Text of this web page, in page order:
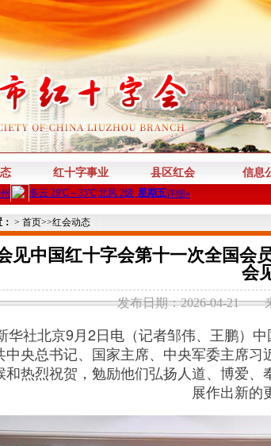
红十字事业 县区红会 信息
> 首页>>红会动态
见中国红十字会第十一次全国会
会
发布日期：2026-04-21
社北京9月2日电（记者邹伟、王鹏）中
中央总书记、国家主席、中央军委主席
和热烈祝贺，勉励他们弘扬人道、博爱
展作出新的